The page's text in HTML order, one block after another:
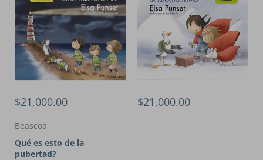
$21,000.00 $21,000.00
Beascoa
Qué es esto de la
pubertad?